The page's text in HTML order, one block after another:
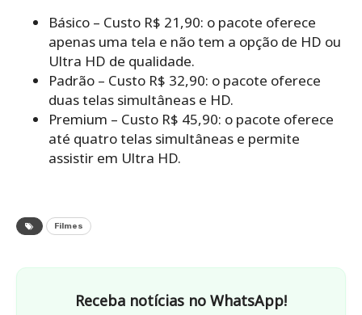
Básico – Custo R$ 21,90: o pacote oferece
apenas uma tela e não tem a opção de HD ou
Ultra HD de qualidade.
Padrão – Custo R$ 32,90: o pacote oferece
duas telas simultâneas e HD.
Premium – Custo R$ 45,90: o pacote oferece
até quatro telas simultâneas e permite
assistir em Ultra HD.
Filmes
Receba notícias no WhatsApp!